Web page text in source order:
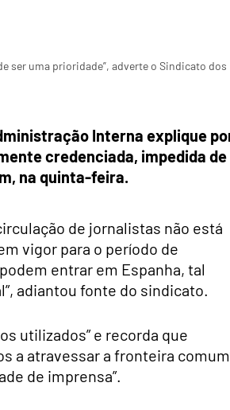
ser uma prioridade”, adverte o Sindicato dos
Interna explique
credenciada, impedida de
na quinta-feira.
de jornalistas não está
vigor para o período de
entrar em Espanha, tal
adiantou fonte do sindicato.
utilizados” e recorda que
a atravessar a fronteira
de imprensa”.